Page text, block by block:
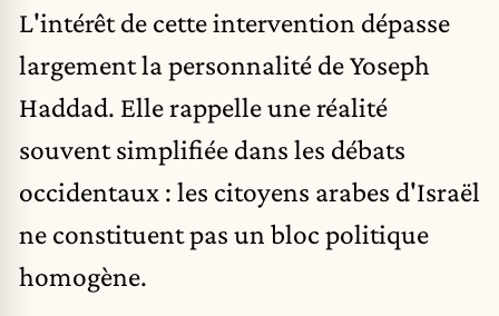
L'intérêt de cette intervention dépasse
largement la personnalité de Yoseph
Haddad. Elle rappelle une réalité
souvent simplifiée dans les débats
occidentaux : les citoyens arabes d'Israël
ne constituent pas un bloc politique
homogène.